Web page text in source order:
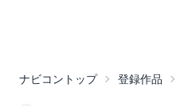
ナビコントップ 登録作品